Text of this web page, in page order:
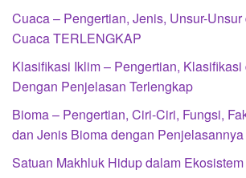
Cuaca – Pengertian, Jenis, Unsur-
Cuaca TERLENGKAP
Klasifikasi Iklim – Pengertian,
Dengan Penjelasan Terlengkap
Bioma – Pengertian, Ciri-Ciri, Fungsi,
dan Jenis Bioma dengan Penjelasannya
Satuan Makhluk Hidup dalam